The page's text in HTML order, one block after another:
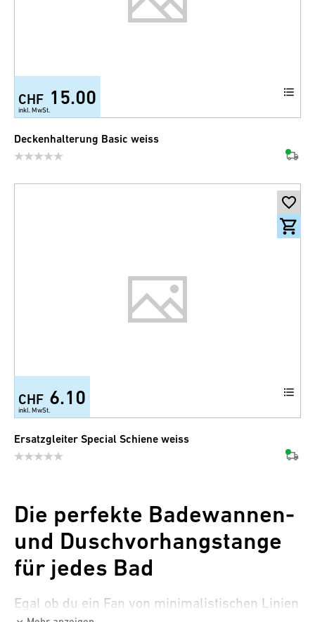
CHF 15.00
inkl. MwSt.
Deckenhalterung Basic weiss
CHF 6.10
inkl. MwSt.
Ersatzgleiter Special Schiene weiss
Die perfekte Badewannen-
und Duschvorhangstange
für jedes Bad
Egal ob du ein Fan von minimalistischen Linien